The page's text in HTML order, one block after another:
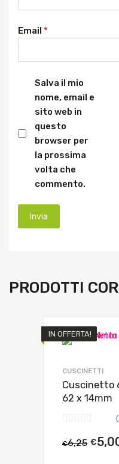
Email *
Salva il mio
nome, email e
sito web in
questo
browser per
la prossima
volta che
commento.
PRODOTTI
IN OFFERTA!
CUSCINETTI
Cuscinetto
62 x 14mm
€6,25 €